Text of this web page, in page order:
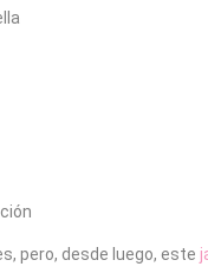
pero, desde luego, este